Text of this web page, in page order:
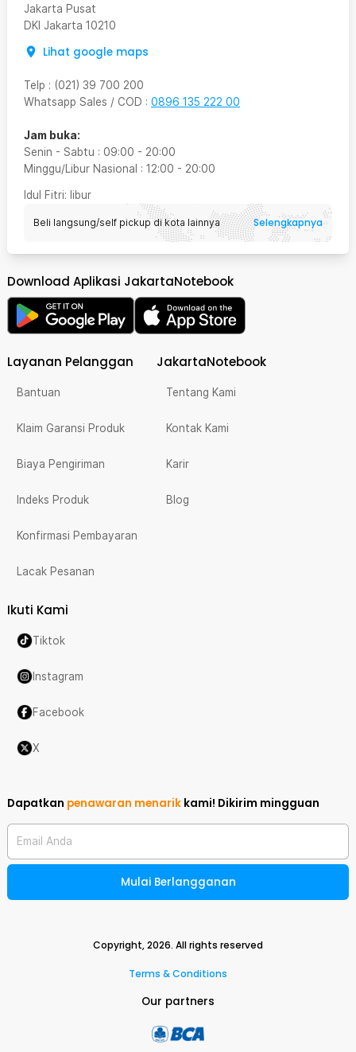
Jakarta Pusat
DKI Jakarta 10210
Lihat google maps
Telp : (021) 39 700 200
Whatsapp Sales / COD : 0896 135 222 00
Jam buka:
Senin - Sabtu : 09:00 - 20:00
Minggu/Libur Nasional : 12:00 - 20:00
Idul Fitri: libur
Beli langsung/self pickup di kota lainnya Selengkapnya
Download Aplikasi JakartaNotebook
Layanan Pelanggan
Bantuan
Klaim Garansi Produk
Biaya Pengiriman
Indeks Produk
Konfirmasi Pembayaran
Lacak Pesanan
JakartaNotebook
Tentang Kami
Kontak Kami
Karir
Blog
Ikuti Kami
Tiktok
Instagram
Facebook
X
Dapatkan penawaran menarik kami! Dikirim mingguan
Email Anda
Mulai Berlangganan
Copyright,2026. All rights reserved
Terms & Conditions
Our partners